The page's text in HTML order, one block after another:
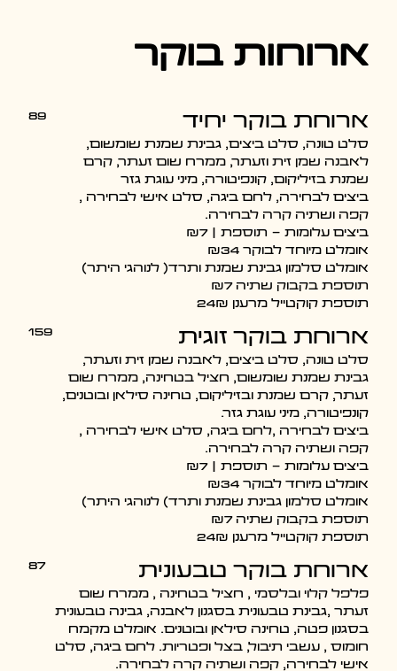
ארוחות בוקר
ארוחת בוקר יחיד
סלט טונה, סלט ביצים, גבינת שמנת שומשום,
לאבנה שמן זית וזעתר, ממרח שום זעתר, קרם
שמנת בזיליקום, קונפיטורה, מיני עוגת גזר
ביצים לבחירה, לחם ביגה, סלט אישי לבחירה ,
קפה ושתיה קרה לבחירה.
ביצים עלומות - תוספת | ₪7
אומלט מיוחד לבוקר ₪34
אומלט סלמון גבינת שמנת ותרד( לנוהגי היתר)
תוספת בקבוק שתיה ₪7
תוספת קוקטייל מרענן 24₪
89
ארוחת בוקר זוגית
סלט טונה, סלט ביצים, לאבנה שמן זית וזעתר,
גבינת שמנת שומשום, חציל בטחינה, ממרח שום
זעתר, קרם שמנת ובזיליקום, טחינה סילאן ובוטנים,
קונפיטורה, מיני עוגת גזר.
ביצים לבחירה ,לחם ביגה, סלט אישי לבחירה ,
קפה ושתיה קרה לבחירה.
ביצים עלומות - תוספת | ₪7
אומלט מיוחד לבוקר ₪34
אומלט סלמון גבינת שמנת ותרד) לנוהגי היתר)
תוספת בקבוק שתיה ₪7
תוספת קוקטייל מרענן 24₪
159
ארוחת בוקר טבעונית
פלפל קלוי ובלסמי , חציל בטחינה , ממרח שום
זעתר ,גבינת טבעונית בסגנון לאבנה, גבינה טבעונית
בסגנון פטה, טחינה סילאן ובוטנים. אומלט מקמח
חומוס , עשבי תיבול, בצל ופטריות. לחם ביגה, סלט
אישי לבחירה, קפה ושתיה קרה לבחירה.
87